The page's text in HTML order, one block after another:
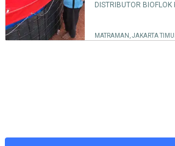
MATRAMAN, JAKARTA